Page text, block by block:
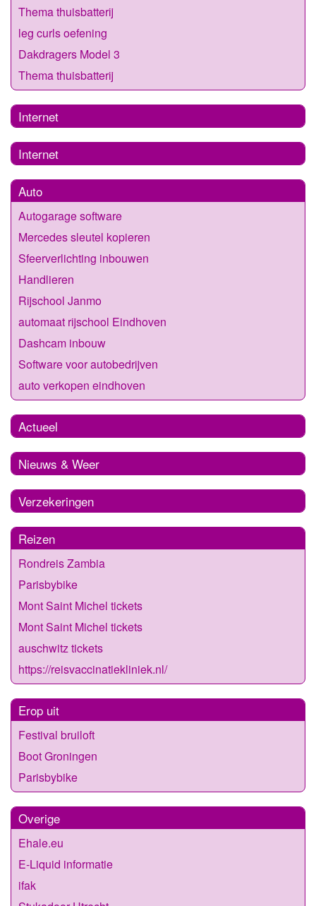
Thema thuisbatterij
leg curls oefening
Dakdragers Model 3
Thema thuisbatterij
Internet
Internet
Auto
Autogarage software
Mercedes sleutel kopieren
Sfeerverlichting inbouwen
Handlieren
Rijschool Janmo
automaat rijschool Eindhoven
Dashcam inbouw
Software voor autobedrijven
auto verkopen eindhoven
Actueel
Nieuws & Weer
Verzekeringen
Reizen
Rondreis Zambia
Parisbybike
Mont Saint Michel tickets
Mont Saint Michel tickets
auschwitz tickets
https://reisvaccinatiekliniek.nl/
Erop uit
Festival bruiloft
Boot Groningen
Parisbybike
Overige
Ehale.eu
E-Liquid informatie
ifak